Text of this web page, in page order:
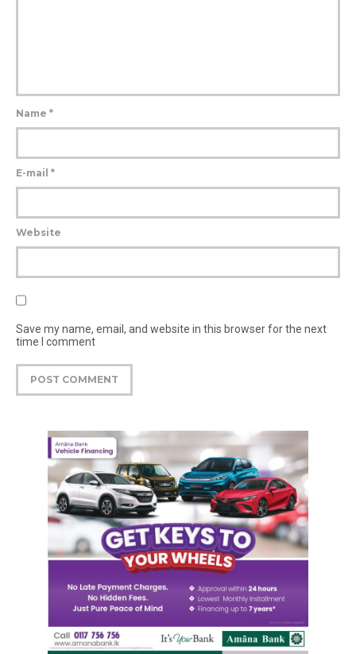
Name *
E-mail *
Website
Save my name, email, and website in this browser for the next
time I comment